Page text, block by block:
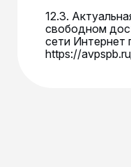
12.3.
свободном
сети Интернет
https://